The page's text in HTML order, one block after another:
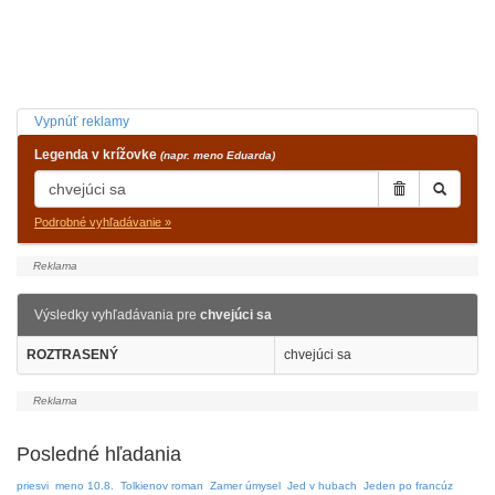
Vypnúť reklamy
Legenda v krížovke (napr. meno Eduarda)
Podrobné vyhľadávanie »
Výsledky vyhľadávania pre chvejúci sa
ROZTRASENÝ chvejúci sa
Posledné hľadania
priesvi meno 10.8. Tolkienov roman Zamer úmysel Jed v hubach Jeden po francúz